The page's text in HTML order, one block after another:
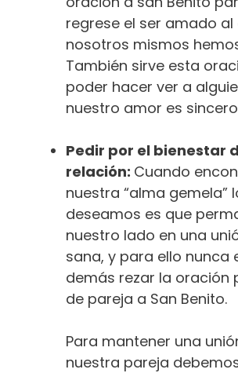
regrese el ser amado al
nosotros mismos
También sirve esta
poder hacer ver a
nuestro amor es
Pedir por el bienestar
relación: Cuando
nuestra “alma gemela”
deseamos es que
nuestro lado en una
sana, y para ello nunca
demás rezar la oración
de pareja a San Benito.
Para mantener una
nuestra pareja